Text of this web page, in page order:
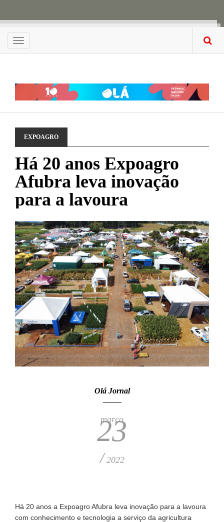
Menu
EXPOAGRO
Há 20 anos Expoagro
Afubra leva inovação
para a lavoura
Olá Jornal
março
23
/ 2022
Há 20 anos a Expoagro Afubra leva inovação para a lavoura
com conhecimento e tecnologia a serviço da agricultura